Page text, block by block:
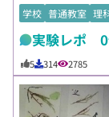
学校 普通教室 理
実験レポ
5 314 2785